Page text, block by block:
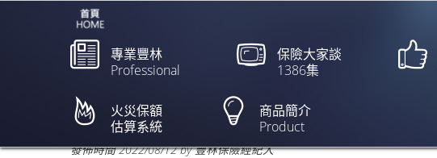
專業豐林
Professional
保險大家談
1386集
火災保額
估算系統
商品簡介
Product
欲閱讀全文請點上列新聞標題
發佈時間2022/08/12by豐林保險經紀人